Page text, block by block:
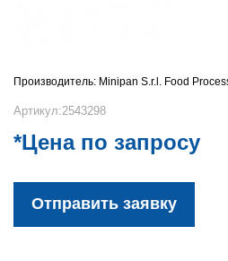
Производитель: Minipan S.r.l. Food
Артикул:2543298
*Цена по запросу
Отправить заявку